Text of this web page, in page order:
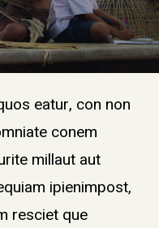
eatur, con non
conem
millaut aut
ipienimpost,
resciet que